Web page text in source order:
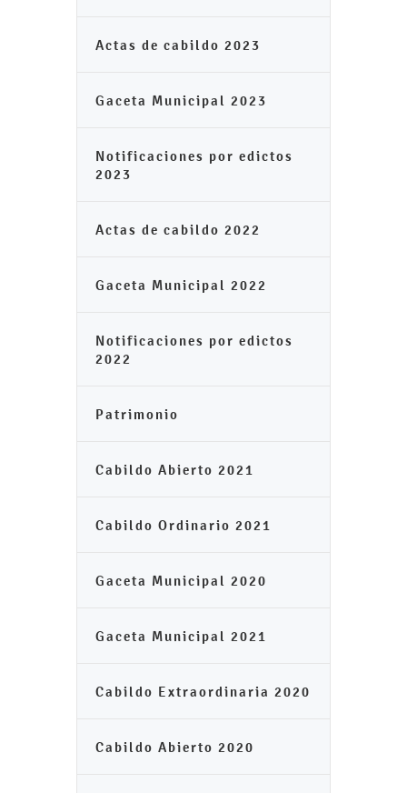
Actas de cabildo 2023
Gaceta Municipal 2023
Notificaciones por edictos
2023
Actas de cabildo 2022
Gaceta Municipal 2022
Notificaciones por edictos
2022
Patrimonio
Cabildo Abierto 2021
Cabildo Ordinario 2021
Gaceta Municipal 2020
Gaceta Municipal 2021
Cabildo Extraordinaria 2020
Cabildo Abierto 2020